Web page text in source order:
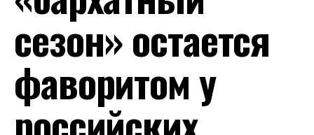
сезон» остается
фаворитом у